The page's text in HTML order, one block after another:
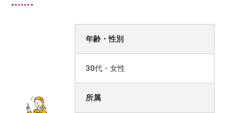
年齢・性別
30代・女性
所属